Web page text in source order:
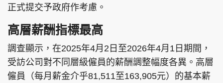
PCM 電腦廣場 星島頭條
頭條日報 星島環球 The Standard
正式提交予政府作考慮。
高層薪酬指標最高
調查顯示，在2025年4月2日至2026年4月1日期間，
受訪公司對不同層級僱員的薪酬調整幅度各異。高層
僱員（每月薪金介乎81,511至163,905元）的基本薪